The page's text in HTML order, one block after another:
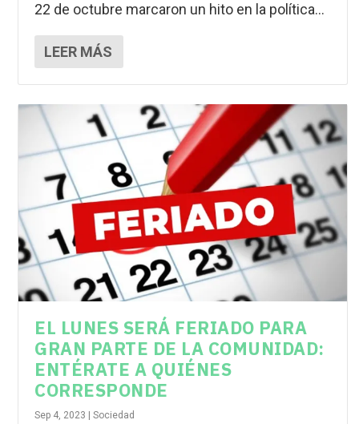
22 de octubre marcaron un hito en la política...
LEER MÁS
EL LUNES SERÁ FERIADO PARA
GRAN PARTE DE LA COMUNIDAD:
ENTÉRATE A QUIÉNES
CORRESPONDE
Sep 4, 2023 |Sociedad